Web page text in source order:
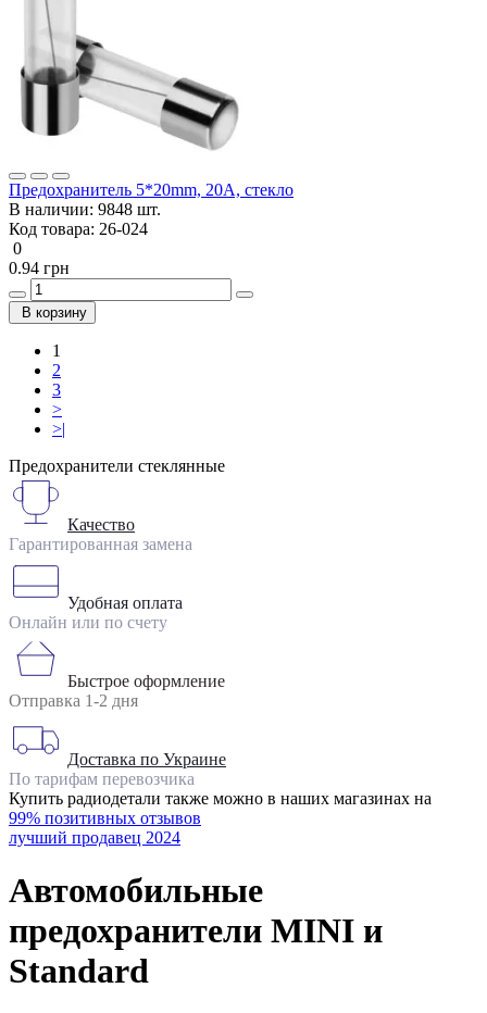
Предохранитель 5*20mm, 20A, стекло
В наличии: 9848 шт.
Код товара: 26-024
0
0.94 грн
В корзину
1
2
3
>
>|
Предохранители стеклянные
Качество
Гарантированная замена
Удобная оплата
Онлайн или по счету
Быстрое оформление
Отправка 1-2 дня
Доставка по Украине
По тарифам перевозчика
Купить радиодетали также можно в наших магазинах на
99% позитивных отзывов
лучший продавец 2024
Автомобильные
предохранители MINI и
Standard